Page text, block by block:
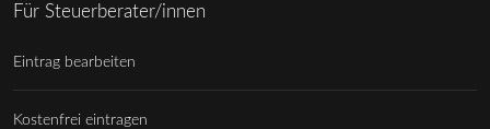
Für Steuerberater/innen
Eintrag bearbeiten
Kostenfrei eintragen